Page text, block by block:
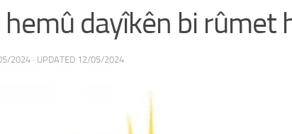
dayîkên bi rûmet
2024· UPDATED 12/05/2024